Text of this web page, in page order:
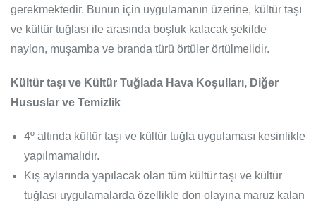
gerekmektedir. Bunun için uygulamanın üzerine, kültür taşı
ve kültür tuğlası ile arasında boşluk kalacak şekilde
naylon, muşamba ve branda türü örtüler örtülmelidir.
Kültür taşı ve Kültür Tuğlada Hava Koşulları, Diğer
Hususlar ve Temizlik
4º altında kültür taşı ve kültür tuğla uygulaması kesinlikle
yapılmamalıdır.
Kış aylarında yapılacak olan tüm kültür taşı ve kültür
tuğlası uygulamalarda özellikle don olayına maruz kalan